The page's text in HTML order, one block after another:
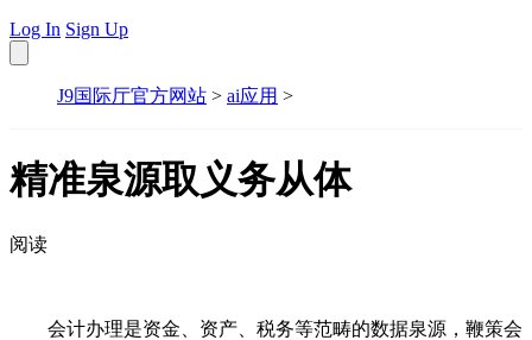
Log In Sign Up
J9国际厅官方网站 > ai应用 >
精准泉源取义务从体
阅读
会计办理是资金、资产、税务等范畴的数据泉源，鞭策会